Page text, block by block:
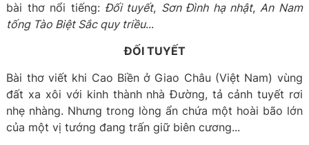
bài thơ nổi tiếng: Đối tuyết, Sơn Đình hạ nhật,An Nam
tống Tào Biệt Sắc quy triều...
ĐỐI TUYẾT
Bài thơ viết khi Cao Biền ở Giao Châu (Việt Nam) vùng
đất xa xôi với kinh thành nhà Đường, tả cảnh tuyết rơi
nhẹ nhàng. Nhưng trong lòng ẩn chứa một hoài bão lớn
của một vị tướng đang trấn giữ biên cương...